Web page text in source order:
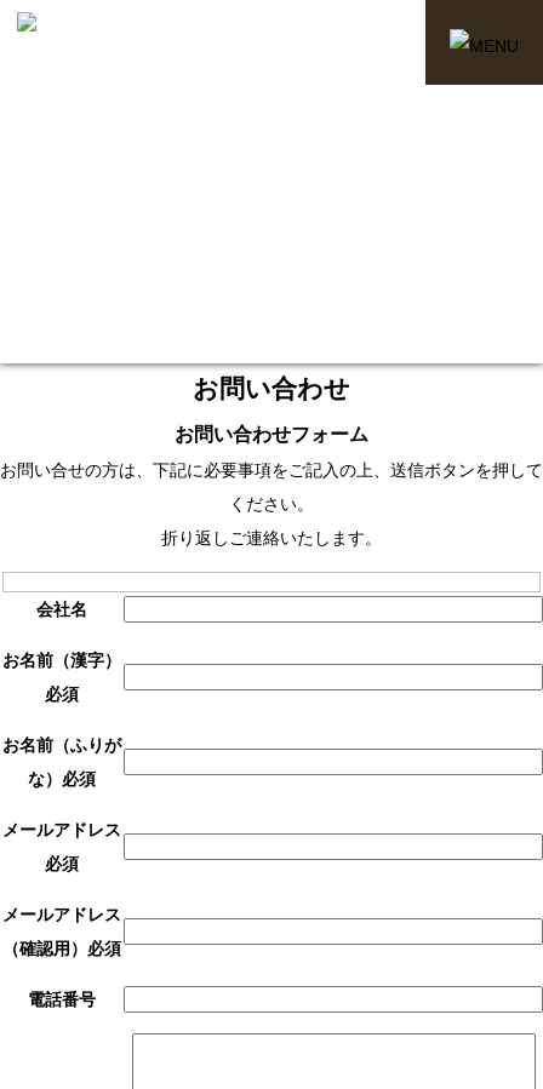
お問い合わせ
お問い合わせフォーム
お問い合せの方は、下記に必要事項をご記入の上、送信ボタンを押して
ください。
折り返しご連絡いたします。
会社名
お名前（漢字）
必須
お名前（ふりが
な） 必須
メールアドレス
必須
メールアドレス
（確認用） 必須
電話番号